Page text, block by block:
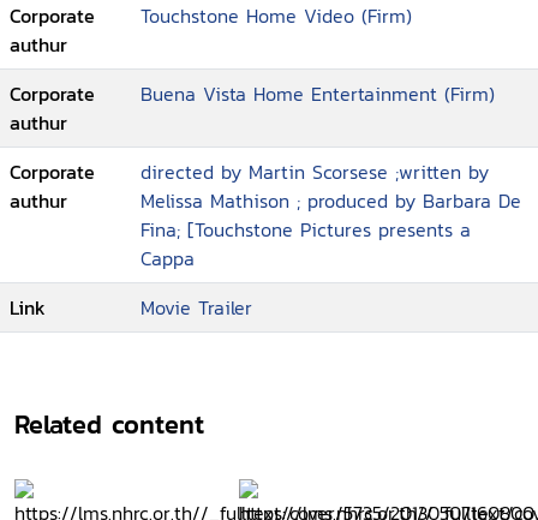
Corporate
authur
Touchstone Home Video (Firm)
Corporate
authur
Buena Vista Home Entertainment (Firm)
Corporate
authur
directed by Martin Scorsese ;written by
Melissa Mathison ; produced by Barbara De
Fina; [Touchstone Pictures presents a
Cappa
Link
Movie Trailer
Related content